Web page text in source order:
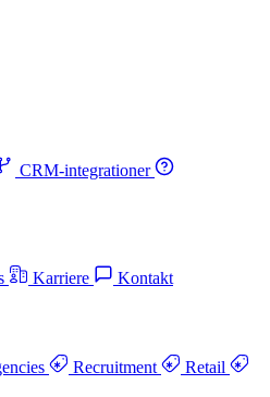
CRM-integrationer
Karriere Kontakt
Recruitment
Retail